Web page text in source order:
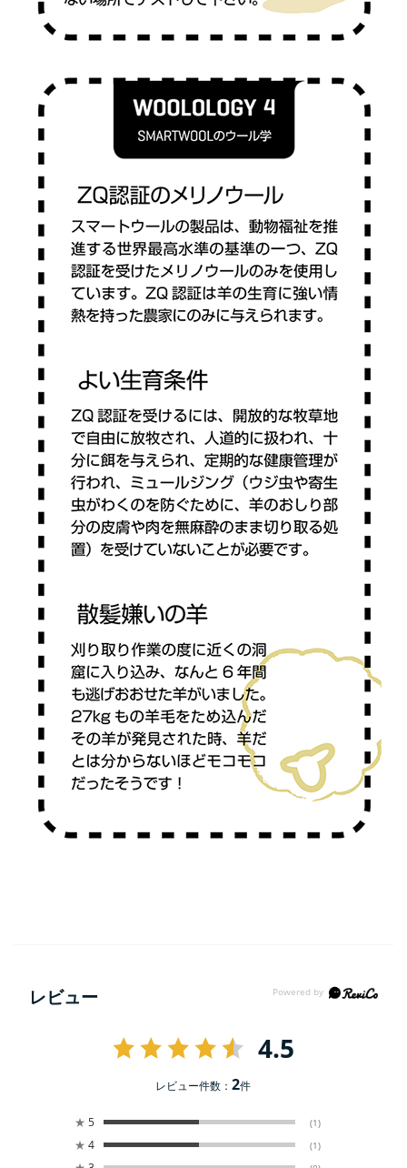
レビュー
4.5
レビュー件数：2件
★ 5 (1)
★ 4 (1)